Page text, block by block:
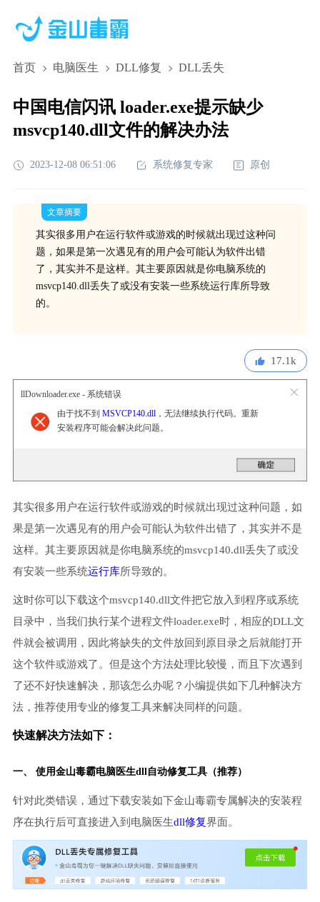
首页 电脑医生 DLL修复 DLL丢失
中国电信闪讯 loader.exe提示缺少
msvcp140.dll文件的解决办法
2023-12-08 06:51:06 系统修复专家 原创
文章摘要
其实很多用户在运行软件或游戏的时候就出现过这种问
题，如果是第一次遇见有的用户会可能认为软件出错
了，其实并不是这样。其主要原因就是你电脑系统的
msvcp140.dll丢失了或没有安装一些系统运行库所导致
的。
17.1k
llDownloader.exe - 系统错误
由于找不到 MSVCP140.dll，无法继续执行代码。重新
安装程序可能会解决此问题。
其实很多用户在运行软件或游戏的时候就出现过这种问题，如
果是第一次遇见有的用户会可能认为软件出错了，其实并不是
这样。其主要原因就是你电脑系统的msvcp140.dll丢失了或没
有安装一些系统运行库所导致的。
这时你可以下载这个msvcp140.dll文件把它放入到程序或系统
目录中，当我们执行某个进程文件loader.exe时，相应的DLL文
件就会被调用，因此将缺失的文件放回到原目录之后就能打开
这个软件或游戏了。但是这个方法处理比较慢，而且下次遇到
了还不好快速解决，那该怎么办呢？小编提供如下几种解决方
法，推荐使用专业的修复工具来解决同样的问题。
快速解决方法如下：
一、 使用金山毒霸电脑医生dll自动修复工具（推荐）
针对此类错误，通过下载安装如下金山毒霸专属解决的安装程
序在执行后可直接进入到电脑医生dll修复界面。